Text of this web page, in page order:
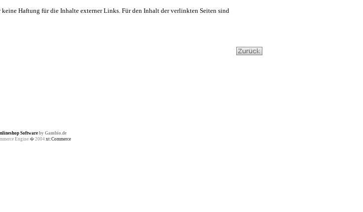
Haftung für die Inhalte externer Links. Für den Inhalt der verlinkten Seiten sind
Softwareby Gambio.de
Engine � 2004 xt:Commerce